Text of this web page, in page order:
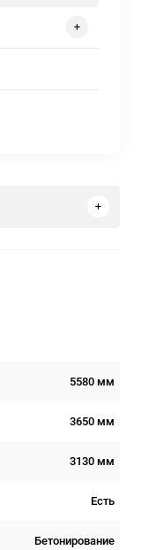
5580 мм
3650 мм
3130 мм
Есть
Бетонирование